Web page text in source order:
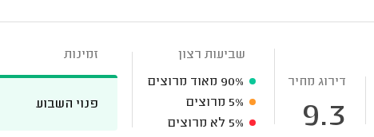
דירוג מחיר
9.3
שביעות רצון
90% מאוד מרוצים
5% מרוצים
5% לא מרוצים
זמינות
פנוי השבוע